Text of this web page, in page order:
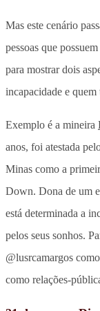
Mas este cenário
pessoas que
para mostrar dois
incapacidade e
Exemplo é a mineira
anos, foi atestada
Minas como a
Down. Dona de um
está determinada a
pelos seus sonhos.
@lusrcamargos
como relações-